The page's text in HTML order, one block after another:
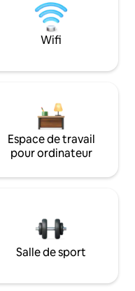
Wifi
Espace de travail
pour ordinateur
Salle de sport